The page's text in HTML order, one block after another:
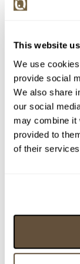
This website
We use
provide social
We also share
our social
may combine it
provided to
of their
Detail
VYDRAŽENO